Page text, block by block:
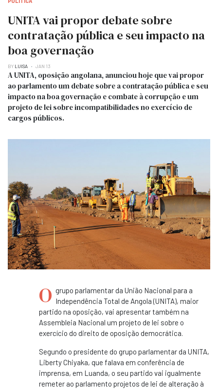
UNITA vai propor debate sobre
contratação pública e seu impacto na
boa governação
BY LUISA JAN 13
A UNITA, oposição angolana, anunciou hoje que vai propor
ao parlamento um debate sobre a contratação pública e seu
impacto na boa governação e combate à corrupção e um
projeto de lei sobre incompatibilidades no exercício de
cargos públicos.
O grupo parlamentar da União Nacional para a
Independência Total de Angola (UNITA), maior
partido na oposição, vai apresentar também na
Assembleia Nacional um projeto de lei sobre o
exercício do direito de oposição democrática.
Segundo o presidente do grupo parlamentar da UNITA,
Liberty Chiyaka, que falava em conferência de
imprensa, em Luanda, o seu partido vai igualmente
remeter ao parlamento projetos de lei de alteração à